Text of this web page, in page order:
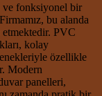
ve fonksiyonel bir
bu alanda
PVC
kolay
özellikle
Modern
panelleri,